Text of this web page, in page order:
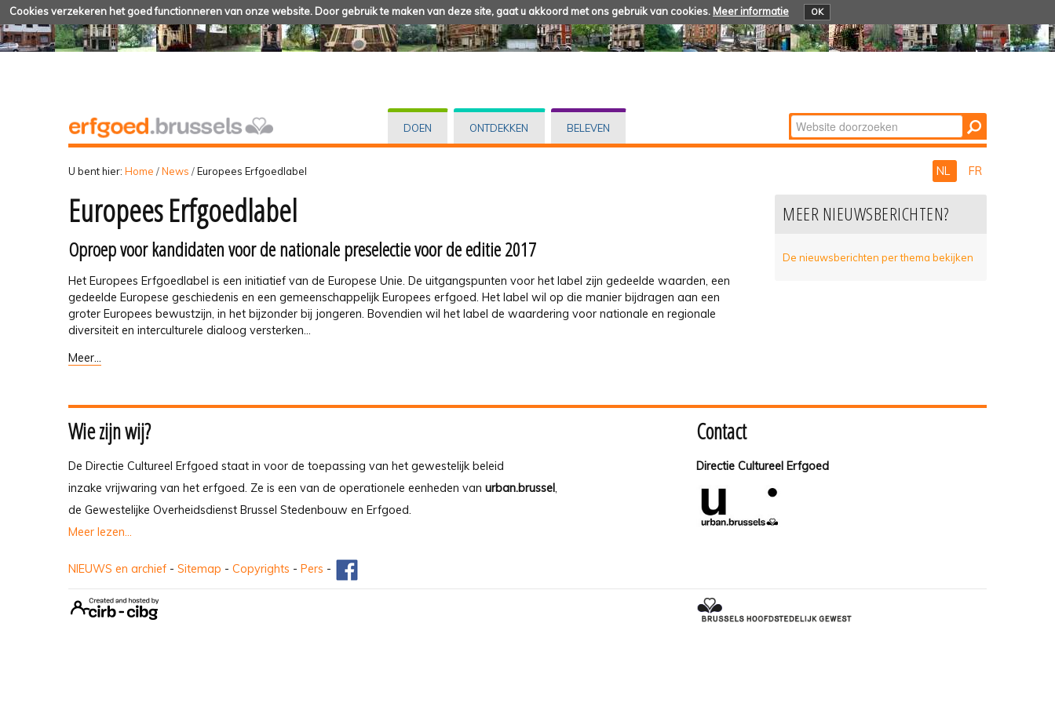
Cookies verzekeren het goed functionneren van onze website. Door gebruik te maken van deze site, gaat u akkoord met ons gebruik van cookies. Meer informatie OK
DOEN ONTDEKKEN BELEVEN Zoek
Geavanceerd
U bent hier: Home /News /Europees Erfgoedlabel NL FR
Europees Erfgoedlabel
Oproep voor kandidaten voor de nationale preselectie voor de editie 2017
Het Europees Erfgoedlabel is een initiatief van de Europese Unie. De uitgangspunten voor het label zijn gedeelde waarden, een
gedeelde Europese geschiedenis en een gemeenschappelijk Europees erfgoed. Het label wil op die manier bijdragen aan een
groter Europees bewustzijn, in het bijzonder bij jongeren. Bovendien wil het label de waardering voor nationale en regionale
diversiteit en interculturele dialoog versterken...
Meer...
MEER NIEUWSBERICHTEN?
De nieuwsberichten per thema bekijken
Wie zijn wij?
De Directie Cultureel Erfgoed staat in voor de toepassing van het gewestelijk beleid
inzake vrijwaring van het erfgoed. Ze is een van de operationele eenheden van urban.brussel,
de Gewestelijke Overheidsdienst Brussel Stedenbouw en Erfgoed.
Meer lezen...
Contact
Directie Cultureel Erfgoed
NIEUWS en archief - Sitemap - Copyrights - Pers -